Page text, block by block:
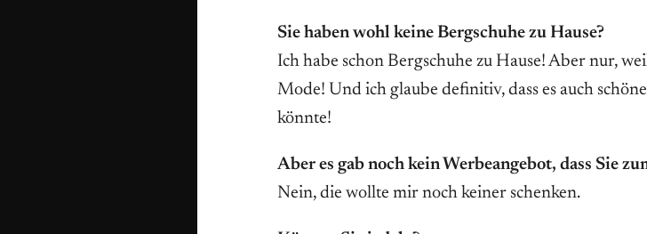
Sie haben wohl keine Bergschuhe zu Hause?
Ich habe schon Bergschuhe zu Hause! Aber nur,
Mode! Und ich glaube definitiv, dass es auch
könnte!
Aber es gab noch kein Werbeangebot, dass Sie
Nein, die wollte mir noch keiner schenken.